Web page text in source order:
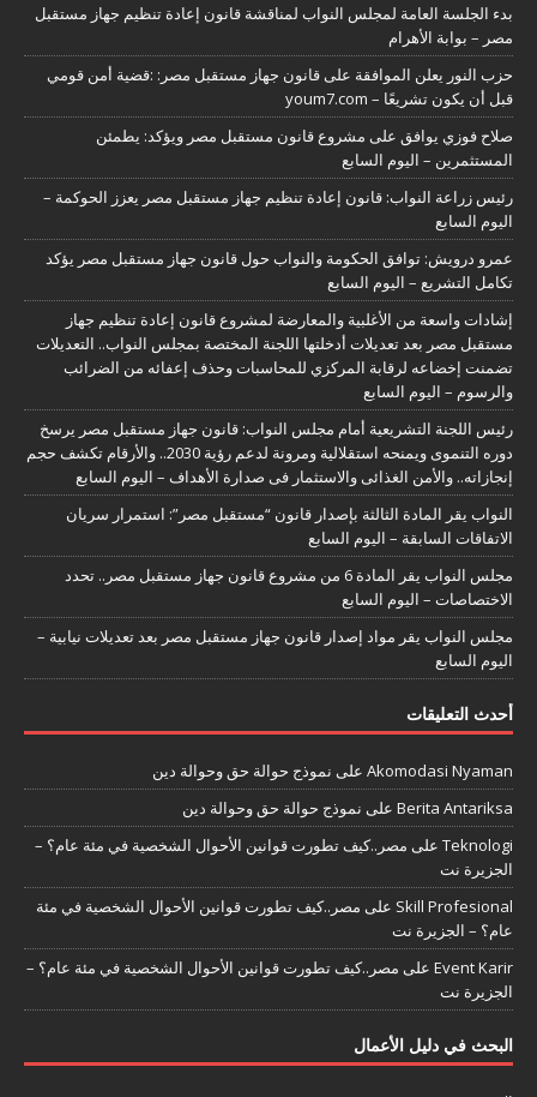
بدء الجلسة العامة لمجلس النواب لمناقشة قانون إعادة تنظيم جهاز مستقبل
مصر – بوابة الأهرام
حزب النور يعلن الموافقة على قانون جهاز مستقبل مصر: :قضية أمن قومي
قبل أن يكون تشريعًا – youm7.com
صلاح فوزي يوافق على مشروع قانون مستقبل مصر ويؤكد: يطمئن
المستثمرين – اليوم السابع
رئيس زراعة النواب: قانون إعادة تنظيم جهاز مستقبل مصر يعزز الحوكمة –
اليوم السابع
عمرو درويش: توافق الحكومة والنواب حول قانون جهاز مستقبل مصر يؤكد
تكامل التشريع – اليوم السابع
إشادات واسعة من الأغلبية والمعارضة لمشروع قانون إعادة تنظيم جهاز
مستقبل مصر بعد تعديلات أدخلتها اللجنة المختصة بمجلس النواب.. التعديلات
تضمنت إخضاعه لرقابة المركزي للمحاسبات وحذف إعفائه من الضرائب
والرسوم – اليوم السابع
رئيس اللجنة التشريعية أمام مجلس النواب: قانون جهاز مستقبل مصر يرسخ
دوره التنموى ويمنحه استقلالية ومرونة لدعم رؤية 2030.. والأرقام تكشف حجم
إنجازاته.. والأمن الغذائى والاستثمار فى صدارة الأهداف – اليوم السابع
النواب يقر المادة الثالثة بإصدار قانون “مستقبل مصر”: استمرار سريان
الاتفاقات السابقة – اليوم السابع
مجلس النواب يقر المادة 6 من مشروع قانون جهاز مستقبل مصر.. تحدد
الاختصاصات – اليوم السابع
مجلس النواب يقر مواد إصدار قانون جهاز مستقبل مصر بعد تعديلات نيابية –
اليوم السابع
أحدث التعليقات
Akomodasi Nyaman على نموذج حوالة حق وحوالة دين
Berita Antariksa على نموذج حوالة حق وحوالة دين
Teknologi على مصر..كيف تطورت قوانين الأحوال الشخصية في مئة عام؟ –
الجزيرة نت
Skill Profesional على مصر..كيف تطورت قوانين الأحوال الشخصية في مئة
عام؟ – الجزيرة نت
Event Karir على مصر..كيف تطورت قوانين الأحوال الشخصية في مئة عام؟ –
الجزيرة نت
البحث في دليل الأعمال